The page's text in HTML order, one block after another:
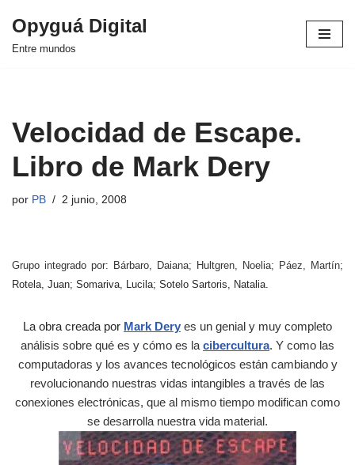
Saltar
Opyguá Digital
Entre mundos
Velocidad de Escape.
Libro de Mark Dery
por PB 2 junio, 2008
Grupo integrado por: Bárbaro, Daiana; Hultgren, Noelia; Páez, Martín;
Rotela, Juan; Somariva, Lucila; Sotelo Sartoris, Natalia.
La obra creada por Mark Dery es un genial y muy completo
análisis sobre qué es y cómo es la cibercultura. Y como las
computadoras y los avances tecnológicos están cambiando y
revolucionando nuestras vidas intangibles a través de las
conexiones electrónicas, que al mismo tiempo modifican como
se desarrolla nuestra vida material.